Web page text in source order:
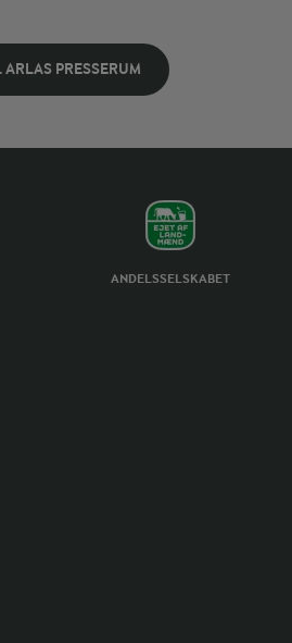
ARLAS PRESSERUM
ANDELSSELSKABET